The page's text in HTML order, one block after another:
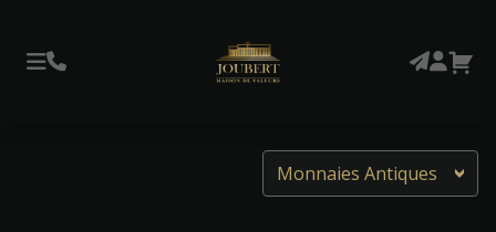
Monnaies Antiques